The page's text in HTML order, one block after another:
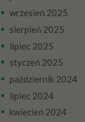
wrzesień 2025
sierpień 2025
lipiec 2025
styczeń 2025
październik 2024
lipiec 2024
kwiecień 2024